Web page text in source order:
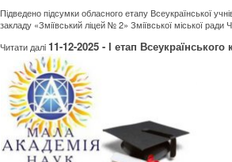
Підведено підсумки обласного етапу Всеукраїнської
закладу «Зміївський ліцей № 2» Зміївської міської ради
Читати далi 11-12-2025 - І етап